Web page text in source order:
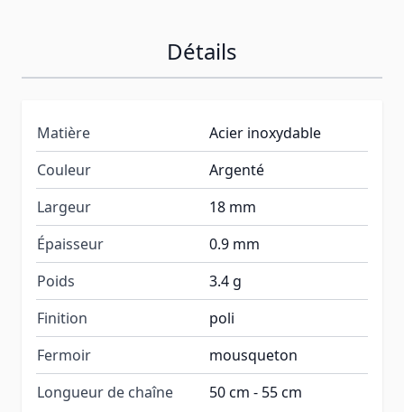
Détails
Matière
Acier inoxydable
Couleur
Argenté
Largeur
18 mm
Épaisseur
0.9 mm
Poids
3.4 g
Finition
poli
Fermoir
mousqueton
Longueur de chaîne
50 cm - 55 cm